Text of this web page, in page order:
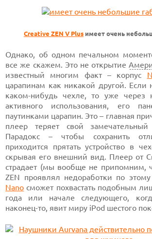
Creative ZEN V Plus имеет очень
Однако, об одном печальном
все же скажем. Это не открытие
известный многим факт – корпус
царапинам как никакой другой. Если
каком-нибудь чехле, то уже через
активного использования, его
паутинками царапин. Это – главная
плеер теряет свой
Парадокс – чтобы сохранить
приходится прятать устройство в
скрывая его внешний вид. Плеер от
страдает (мы вообще не припомним,
ZEN проявлял недоработки по
Nano сможет похвастать подобным
года или начале следующего,
наконец-то, явит миру iPod шестого